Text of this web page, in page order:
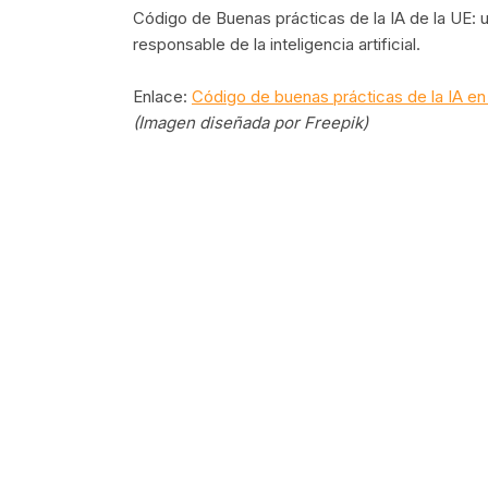
Código de Buenas prácticas de la IA de la UE:
responsable de la inteligencia artificial.
Enlace: Código de buenas prácticas de la IA en
(Imagen diseñada por Freepik)